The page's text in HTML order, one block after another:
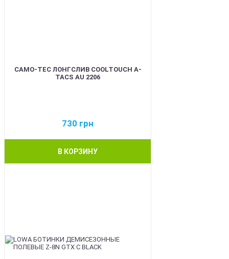
CAMO-TEC ЛОНГСЛИВ COOLTOUCH A-
TACS AU 2206
730 грн
В КОРЗИНУ